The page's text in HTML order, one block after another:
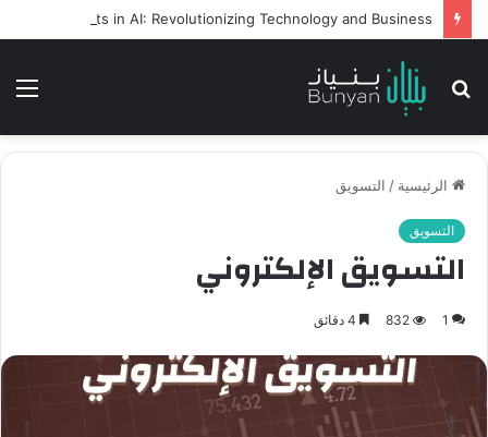
بحث
الرئيسية / التسويق
التسويق
التسويق الإلكتروني
1
832